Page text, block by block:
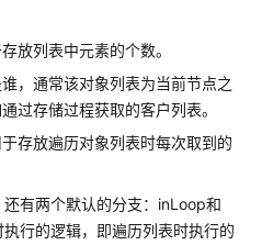
放列表中元素的个数。
，通常该对象列表为当前节点之
过存储过程获取的客户列表。
存放遍历对象列表时每次取到的
有两个默认的分支：inLoop和
行的逻辑，即遍历列表时执行的